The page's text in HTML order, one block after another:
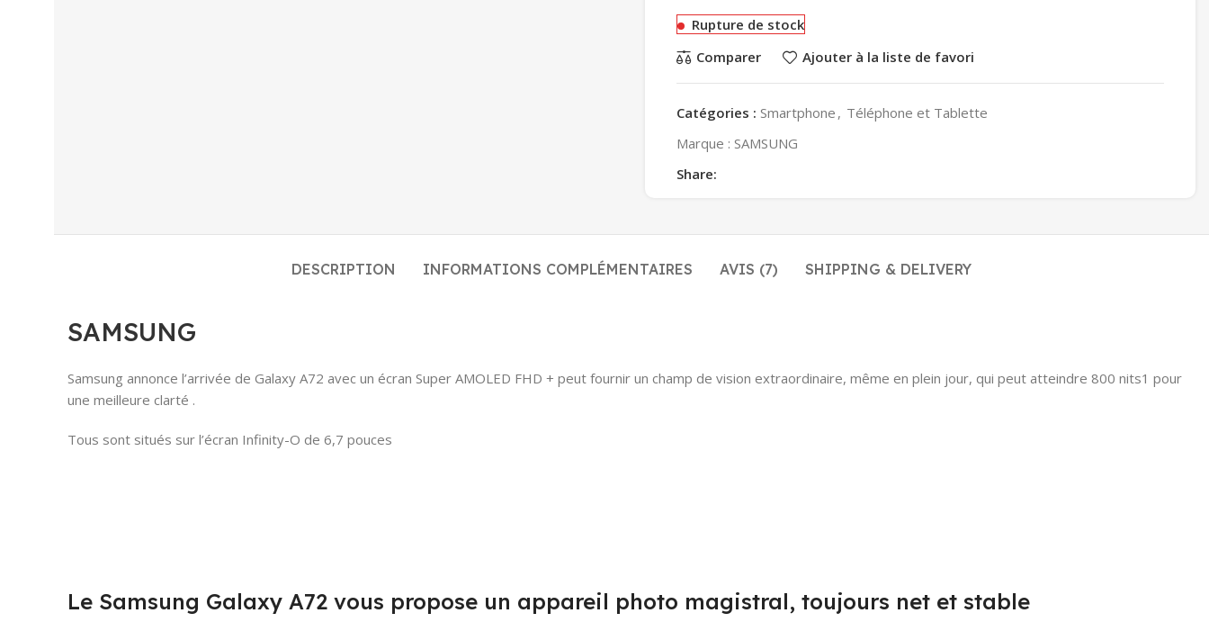
Rupture de stock
Comparer
Ajouter à la liste de favori
Catégories : Smartphone , Téléphone et Tablette
Marque : SAMSUNG
Share:
DESCRIPTION INFORMATIONS COMPLÉMENTAIRES AVIS (7) SHIPPING & DELIVERY
SAMSUNG
Samsung annonce l’arrivée de Galaxy A72 avec un écran Super AMOLED FHD + peut fournir un champ de vision extraordinaire, même en plein jour, qui peut atteindre 800 nits1 pour
une meilleure clarté .
Tous sont situés sur l’écran Infinity-O de 6,7 pouces
Le Samsung Galaxy A72 vous propose un appareil photo magistral, toujours net et stable